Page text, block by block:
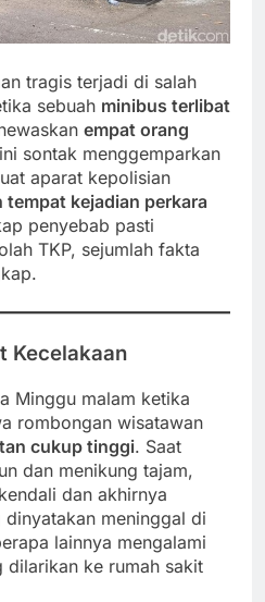
tragis terjadi di salah
sebuah minibus terlibat
empat orang
sontak menggemparkan
aparat kepolisian
tempat kejadian perkara
penyebab pasti
TKP, sejumlah fakta
Kecelakaan
Minggu malam ketika
rombongan wisatawan
cukup tinggi. Saat
dan menikung tajam,
dan akhirnya
meninggal di
lainnya mengalami
dilarikan ke rumah sakit